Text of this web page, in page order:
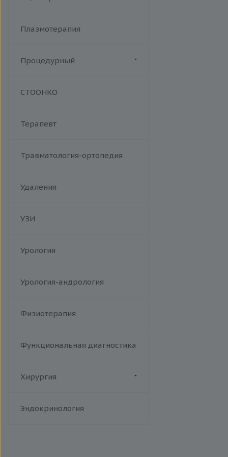
Плазмотерапия
Процедурный
СТООНКО
Терапевт
Травматология-ортопедия
Удаления
УЗИ
Урология
Урология-андрология
Физиотерапия
Функциональная диагностика
Хирургия
Эндокринология